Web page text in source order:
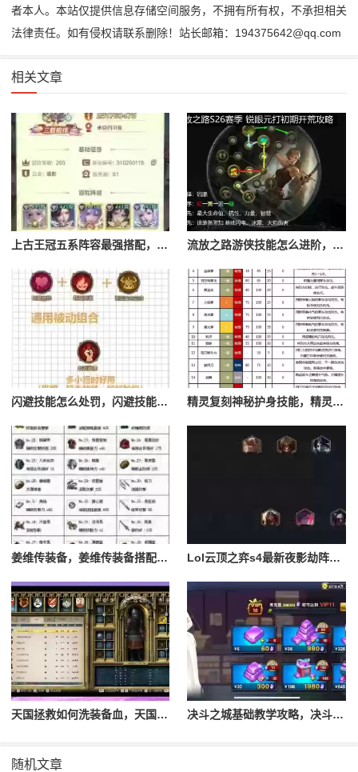
者本人。本站仅提供信息存储空间服务，不拥有所有权，不承担相关
法律责任。如有侵权请联系删除！站长邮箱：194375642@qq.com
相关文章
上古王冠五系阵容最强搭配，上古王冠五星排行 流放之路游侠技能怎么进阶，流放之路游侠技能怎么进阶的
闪避技能怎么处罚，闪避技能怎么处罚队友 精灵复刻神秘护身技能，精灵复刻攻略
姜维传装备，姜维传装备搭配一览表最新 Lol云顶之弈s4最新夜影劫阵容搭配，云顶之奕夜影劫阵容
天国拯救如何洗装备血，天国拯救怎么洗衣服 决斗之城基础教学攻略，决斗之城教学攻略2111
随机文章